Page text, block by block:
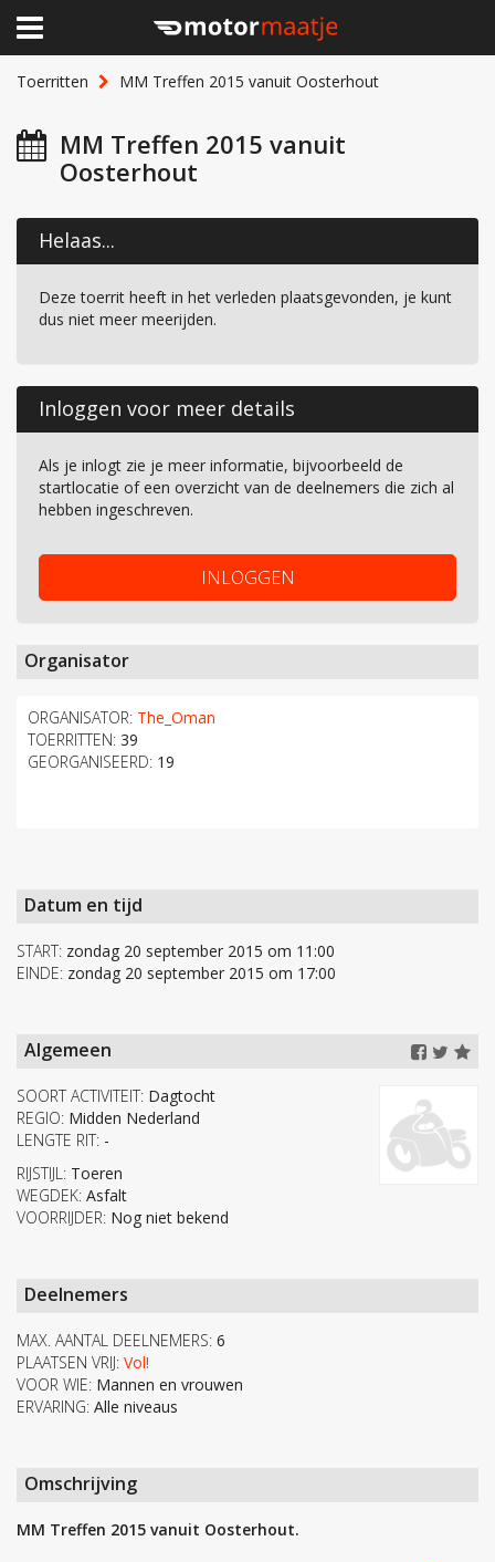
Toerritten MM Treffen 2015 vanuit Oosterhout
MM Treffen 2015 vanuit
Oosterhout
Helaas...
Deze toerrit heeft in het verleden plaatsgevonden, je kunt
dus niet meer meerijden.
Inloggen voor meer details
Als je inlogt zie je meer informatie, bijvoorbeeld de
startlocatie of een overzicht van de deelnemers die zich al
hebben ingeschreven.
INLOGGEN
Organisator
ORGANISATOR: The_Oman
TOERRITTEN: 39
GEORGANISEERD: 19
Datum en tijd
START: zondag 20 september 2015 om 11:00
EINDE: zondag 20 september 2015 om 17:00
Algemeen
SOORT ACTIVITEIT: Dagtocht
REGIO: Midden Nederland
LENGTE RIT: -
RIJSTIJL: Toeren
WEGDEK: Asfalt
VOORRIJDER: Nog niet bekend
Deelnemers
MAX. AANTAL DEELNEMERS: 6
PLAATSEN VRIJ: Vol!
VOOR WIE: Mannen en vrouwen
ERVARING: Alle niveaus
Omschrijving
MM Treffen 2015 vanuit Oosterhout.
×
Home
Clubhuis
Toerritten
Lid worden
Over Motormaatje